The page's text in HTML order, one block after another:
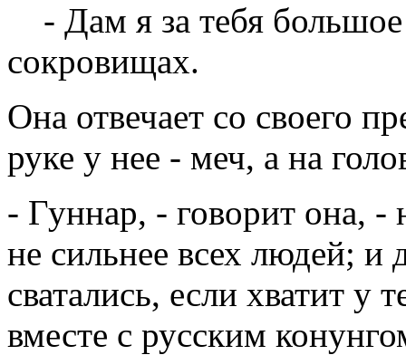
- Дам я за тебя большое
сокровищах.
Она отвечает со своего
руке у нее - меч, а на
- Гуннар, - говорит она, -
не сильнее всех людей; и
сватались, если хватит у
вместе с русским